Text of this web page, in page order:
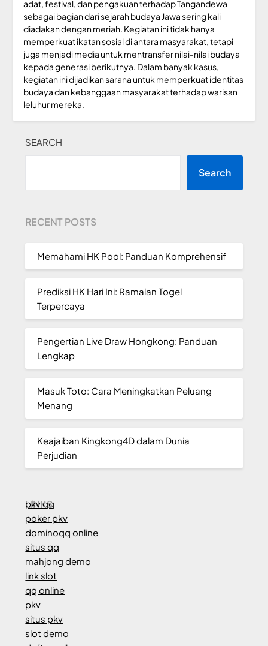
adat, festival, dan pengakuan terhadap Tangandewa
sebagai bagian dari sejarah budaya Jawa sering kali
diadakan dengan meriah. Kegiatan ini tidak hanya
memperkuat ikatan sosial di antara masyarakat, tetapi
juga menjadi media untuk mentransfer nilai-nilai budaya
kepada generasi berikutnya. Dalam banyak kasus,
kegiatan ini dijadikan sarana untuk memperkuat identitas
budaya dan kebanggaan masyarakat terhadap warisan
leluhur mereka.
SEARCH
Search
RECENT POSTS
Memahami HK Pool: Panduan Komprehensif
Prediksi HK Hari Ini: Ramalan Togel
Terpercaya
Pengertian Live Draw Hongkong: Panduan
Lengkap
Masuk Toto: Cara Meningkatkan Peluang
Menang
Keajaiban Kingkong4D dalam Dunia
Perjudian
LINKS
pkv qq
poker pkv
dominoqq online
situs qq
mahjong demo
link slot
qq online
pkv
situs pkv
slot demo